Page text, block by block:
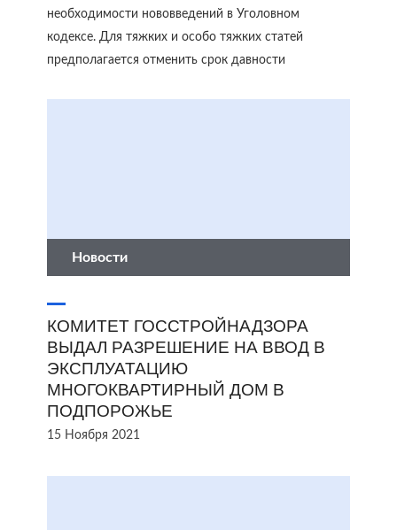
необходимости нововведений в Уголовном
кодексе. Для тяжких и особо тяжких статей
предполагается отменить срок давности
Новости
КОМИТЕТ ГОССТРОЙНАДЗОРА
ВЫДАЛ РАЗРЕШЕНИЕ НА ВВОД В
ЭКСПЛУАТАЦИЮ
МНОГОКВАРТИРНЫЙ ДОМ В
ПОДПОРОЖЬЕ
15 Ноября 2021